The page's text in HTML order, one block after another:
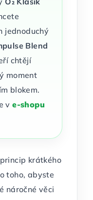
jednoduchý
Blend
chtějí
moment
blokem.
ve-shopu
krátkého
toho, abyste
náročné věci